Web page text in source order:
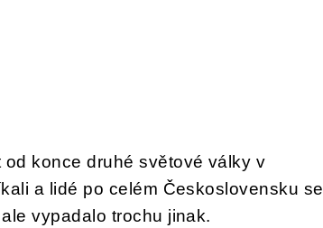
konce druhé světové války v
a lidé po celém Československu se
vypadalo trochu jinak.